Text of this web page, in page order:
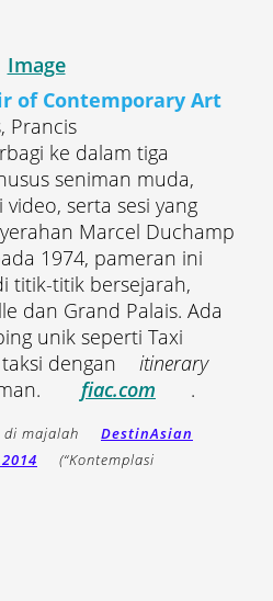
of Contemporary Art
Prancis
ke dalam tiga
seniman muda,
serta sesi yang
Marcel Duchamp
1974, pameran ini
titik-titik bersejarah,
dan Grand Palais. Ada
unik seperti Taxi
dengan
itinerary
fiac.com .
di majalah
DestinAsian
(“Kontemplasi